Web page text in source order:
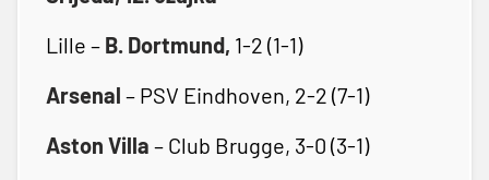
Lille – B. Dortmund, 1-2 (1-1)
Arsenal – PSV Eindhoven, 2-2 (7-1)
Aston Villa – Club Brugge, 3-0 (3-1)